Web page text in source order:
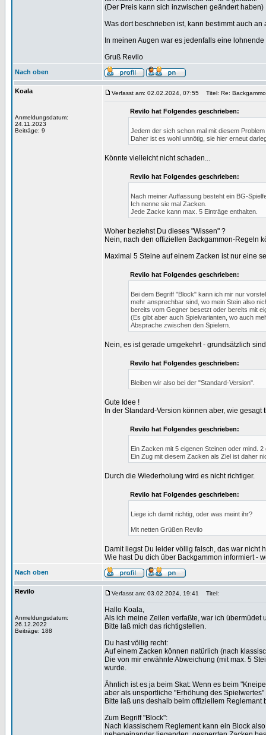
(Der Preis kann sich inzwischen geändert haben)
Was dort beschrieben ist, kann bestimmt auch
In meinen Augen war es jedenfalls eine lohnende
Gruß Revilo
Nach oben
Koala
Anmeldungsdatum:
24.11.2023
Beiträge: 9
Verfasst am: 02.02.2024, 07:55 Titel: Re:
Revilo hat Folgendes geschrieben:
Jedem der sich schon mal mit diesem
Daher ist es wohl unnötig, sie hier erneut
Könnte vielleicht nicht schaden...
Revilo hat Folgendes geschrieben:
Nach meiner Auffassung besteht ein BG-
Ich nenne sie mal Zacken.
Jede Zacke kann max. 5 Einträge enthalten.
Woher beziehst Du dieses "Wissen" ?
Nein, nach den offiziellen Backgammon-Regeln
Maximal 5 Steine auf einem Zacken ist nur eine
Revilo hat Folgendes geschrieben:
Bei dem Begriff "Block" kann ich mir nur
mehr ansprechbar sind, wo mein Stein also
bereits vom Gegner besetzt oder bereits mit
(Es gibt aber auch Spielvarianten, wo auch
Absprache zwischen den Spielern.
Nein, es ist gerade umgekehrt - grundsätzlich
Revilo hat Folgendes geschrieben:
Bleiben wir also bei der "Standard-Version".
Gute Idee !
In der Standard-Version können aber, wie
Revilo hat Folgendes geschrieben:
Ein Zacken mit 5 eigenen Steinen oder mind.
Ein Zug mit diesem Zacken als Ziel ist daher
Durch die Wiederholung wird es nicht richtiger.
Revilo hat Folgendes geschrieben:
Liege ich damit richtig, oder was meint ihr?
Mit netten Grüßen Revilo
Damit liegst Du leider völlig falsch, das war nicht
Wie hast Du dich über Backgammon informiert -
Nach oben
Revilo
Anmeldungsdatum:
26.12.2022
Beiträge: 188
Verfasst am: 03.02.2024, 19:41 Titel:
Hallo Koala,
Als ich meine Zeilen verfaßte, war ich
Bitte laß mich das richtigstellen.
Du hast völlig recht:
Auf einem Zacken können natürlich (nach
Die von mir erwähnte Abweichung (mit max. 5
wurde.
Ähnlich ist es ja beim Skat: Wenn es beim
aber als unsportliche "Erhöhung des
Bitte laß uns deshalb beim offiziellem Reglemant
Zum Begriff "Block":
Nach klassischem Reglement kann ein Block